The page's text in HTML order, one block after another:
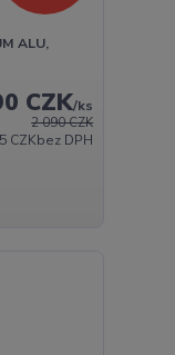
ALU,
2 090 CZK
CZK/ks
CZKbez DPH